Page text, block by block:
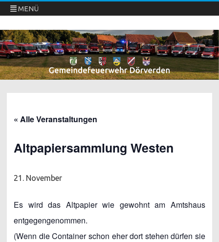
MENÜ
Freiwillige Feuerwehren Dörverden
Direkt
zum
Inhalt
springen
« Alle Veranstaltungen
Altpapiersammlung Westen
21. November
Es wird das Altpapier wie gewohnt am Amtshaus
entgegengenommen.
(Wenn die Container schon eher dort stehen dürfen sie